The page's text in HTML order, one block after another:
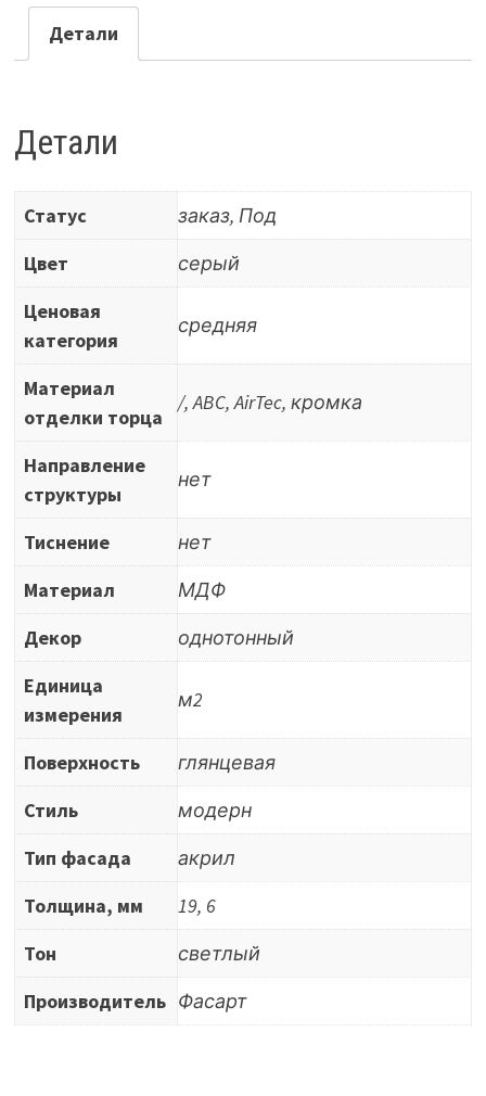
мм,
Cemento
(светло-
серый)
1919L
Детали
Детали
Статус
заказ, Под
Цвет
серый
Ценовая
категория
средняя
Материал
отделки торца
/, ABC, AirTec, кромка
Направление
структуры
нет
Тиснение
нет
Материал
МДФ
Декор
однотонный
Единица
измерения
м2
Поверхность
глянцевая
Стиль
модерн
Тип фасада
акрил
Толщина, мм
19, 6
Тон
светлый
Производитель Фасарт